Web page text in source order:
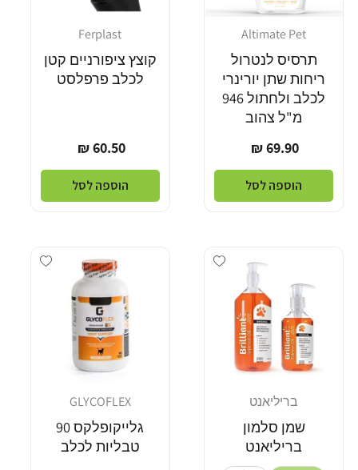
מוֹכֵר:Altimate Pet
תרסיס לנטרול
ריחות שתן יורינרי
לכלב ולחתול 946
מ"ל צהוב
מחיר
רגיל
69.90 ₪
הוספה לסל
Ferplast
קוצץ ציפורניים קטן
לכלב פרפלסט
מחיר
רגיל
60.50 ₪
הוספה לסל
Add wishlist
בריליאנט
שמן סלמון
בריליאנט
wishlist
מוֹכֵר:GLYCOFLEX
גלייקופלקס 90
טבליות לכלב